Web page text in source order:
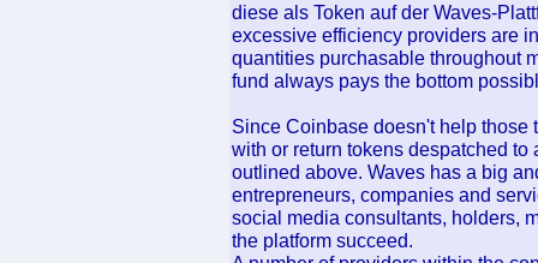
diese als Token auf der Waves-
excessive efficiency providers are
quantities purchasable throughout
fund always pays the bottom
Since Coinbase doesn't help those
with or return tokens despatched
outlined above. Waves has a big
entrepreneurs, companies and
social media consultants, holders,
the platform succeed.